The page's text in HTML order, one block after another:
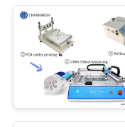
L'USINE
CONTRÔLE
QUALITÉ